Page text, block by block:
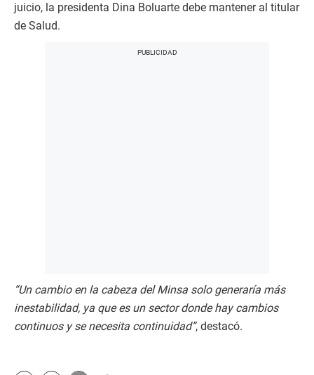
juicio, la presidenta Dina Boluarte debe mantener al titular
de Salud.
“Un cambio en la cabeza del Minsa solo generaría más
inestabilidad, ya que es un sector donde hay cambios
continuos y se necesita continuidad”, destacó.